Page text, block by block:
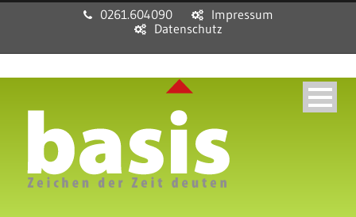
0261.604090
Impressum
Datenschutz